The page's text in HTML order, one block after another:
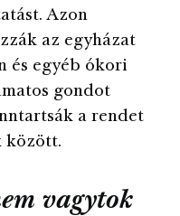
Azon
az egyházat
és egyéb ókori
gondot
a rendet
között.
vagytok